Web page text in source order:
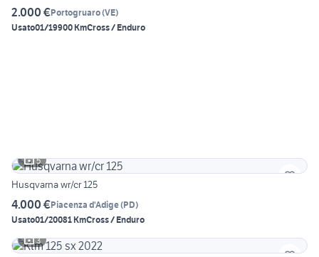
2.000 €Portogruaro(VE)
Usato01/19900 KmCross / Enduro
5
Husqvarna wr/cr 125
4.000 €Piacenza d'Adige(PD)
Usato01/20081 KmCross / Enduro
3